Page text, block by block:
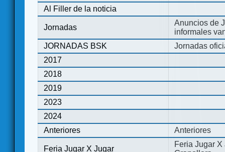
Al Filler de la noticia
Jornadas
Anuncios de
informales
JORNADAS BSK
Jornadas
2017
2018
2019
2023
2024
Anteriores
Anteriores
Feria Jugar X Jugar
Feria Jugar